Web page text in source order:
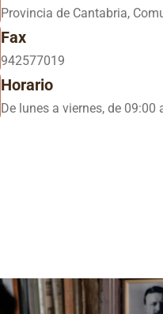
Provincia de Cantabria,
Fax
942577019
Horario
De lunes a viernes, de 09:00